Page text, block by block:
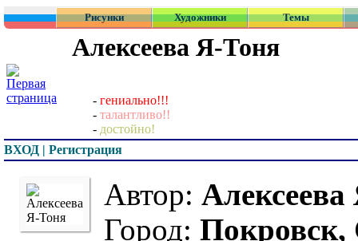
Рисунки Художники Темы
Алексеева Я-Тоня
- гениально!!!
- талантливо!!
- достойно!
ВХОД | Регистрация
Автор:Алексеева Я-
Город:Покровск,